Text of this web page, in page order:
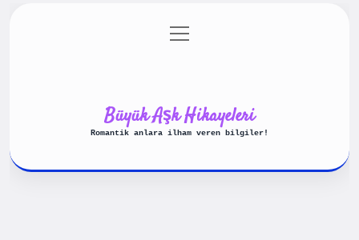
Gizlilik Politikası
menüyü
aç
Büyük Aşk Hikayeleri
Romantik anlara ilham veren bilgiler!